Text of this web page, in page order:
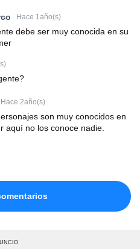
Hace 1año(s)
debe ser muy conocida en su
Hace 2año(s)
son muy conocidos en
aquí no los conoce nadie.